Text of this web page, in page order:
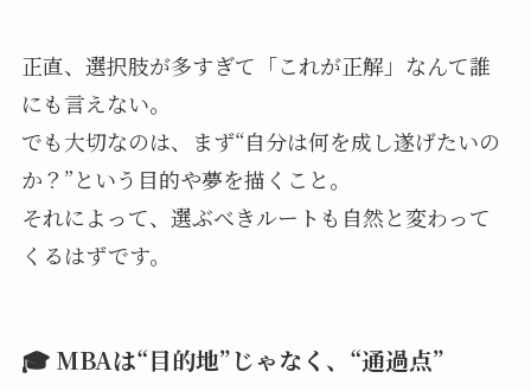
正直、選択肢が多すぎて「これが正解」なんて誰
にも言えない。
でも大切なのは、まず“自分は何を成し遂げたいの
か？”という目的や夢を描くこと。
それによって、選ぶべきルートも自然と変わって
くるはずです。
🎓 MBAは“目的地”じゃなく、“通過点”